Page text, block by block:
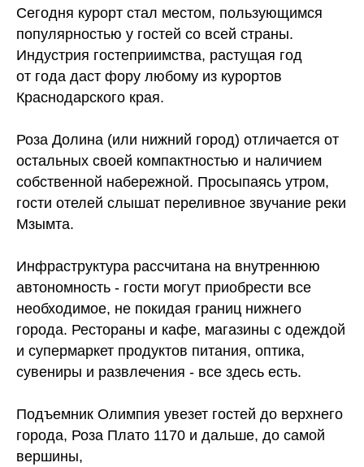
Сегодня курорт стал местом, пользующимся
популярностью у гостей со всей страны.
Индустрия гостеприимства, растущая год
от года даст фору любому из курортов
Краснодарского края.
Роза Долина (или нижний город) отличается от
остальных своей компактностью и наличием
собственной набережной. Просыпаясь утром,
гости отелей слышат переливное звучание реки
Мзымта.
Инфраструктура рассчитана на внутреннюю
автономность - гости могут приобрести все
необходимое, не покидая границ нижнего
города. Рестораны и кафе, магазины с одеждой
и супермаркет продуктов питания, оптика,
сувениры и развлечения - все здесь есть.
Подъемник Олимпия увезет гостей до верхнего
города, Роза Плато 1170 и дальше, до самой
вершины,